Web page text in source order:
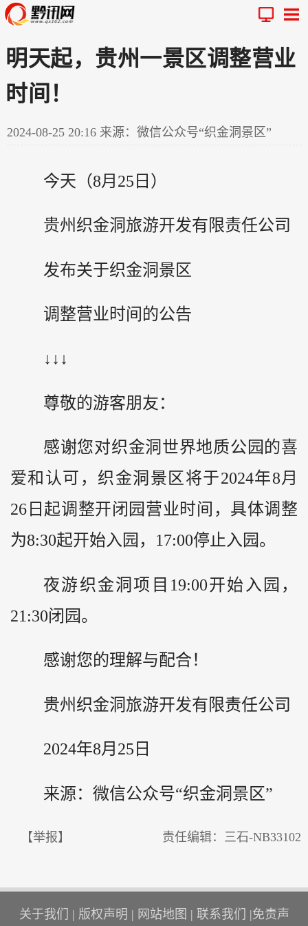
明天起，贵州一景区调整营业
时间！
2024-08-25 20:16 来源：微信公众号“织金洞景区”
今天（8月25日）
贵州 织金洞旅游开发有限责任公司
发布关于织金洞景区
调整营业时间的公告
↓↓↓
尊敬的游客朋友：
感谢您对织金洞世界地质公园的喜
爱和认可，织金洞景区将于2024年8月
26日起调整开闭园营业时间，具体调整
为8:30起开始入园，17:00停止入园。
夜游织金洞项目19:00开始入园，
21:30闭园。
感谢您的理解与配合！
贵州织金洞旅游开发有限责任公司
2024年8月25日
来源：微信公众号“织金洞景区”
【举报】 责任编辑：三石-NB33102
关于我们 | 版权声明 | 网站地图 | 联系我们 |免责声